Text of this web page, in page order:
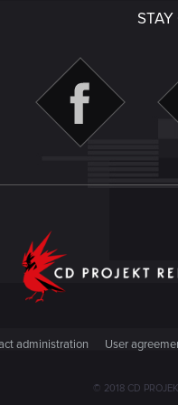
administration User
© 2018 CD